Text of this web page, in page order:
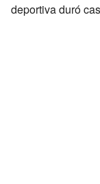
deportiva duró